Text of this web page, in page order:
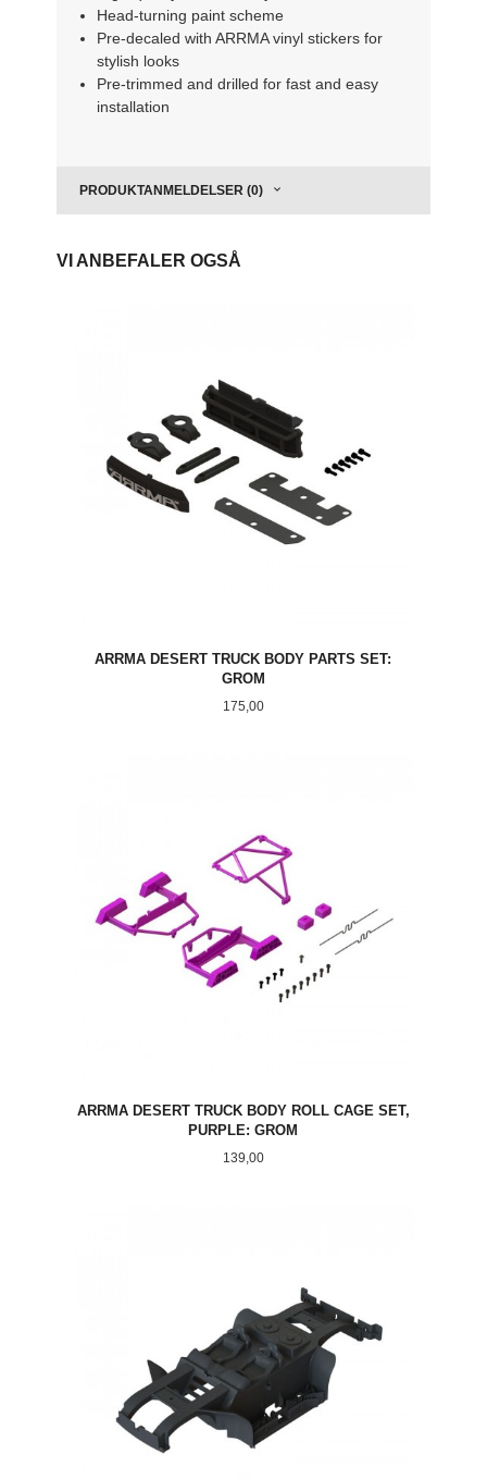
Head-turning paint scheme
Pre-decaled with ARRMA vinyl stickers for
stylish looks
Pre-trimmed and drilled for fast and easy
installation
PRODUKTANMELDELSER (0)
VI ANBEFALER OGSÅ
ARRMA DESERT TRUCK BODY PARTS SET:
GROM
Pris
175,00
ARRMA DESERT TRUCK BODY ROLL CAGE SET,
PURPLE: GROM
Pris
139,00